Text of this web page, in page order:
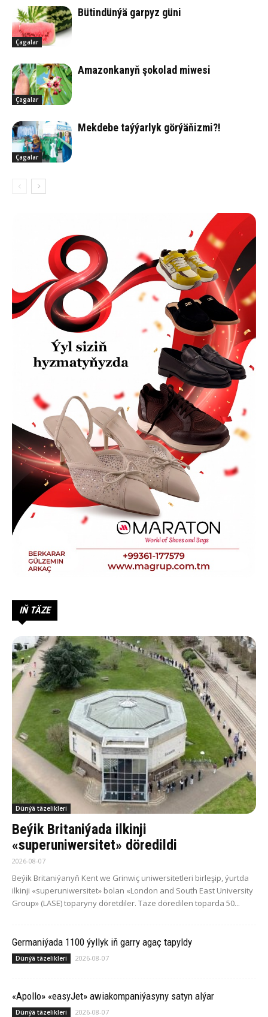
Çagalar
Bü­tin­dün­ýä gar­pyz gü­ni
Çagalar
Ama­zon­ka­nyň şo­ko­lad mi­we­si
Çagalar
Mek­de­be taý­ýar­lyk gör­ýä­ňiz­mi?!
IŇ TÄZE
Dünýä täzelikleri
Beýik Britaniýada ilkinji
«superuniwersitet» döredildi
2026-08-07
Beýik Britaniýanyň Kent we Grinwiç uniwersitetleri birleşip, ýurtda
ilkinji «superuniwersitet» bolan «London and South East University
Group» (LASE) toparyny döretdiler. Täze döredilen toparda 50...
Germaniýada 1100 ýyllyk iň garry agaç tapyldy
Dünýä täzelikleri 2026-08-07
«Apollo» «easyJet» awiakompaniýasyny satyn alýar
Dünýä täzelikleri 2026-08-07